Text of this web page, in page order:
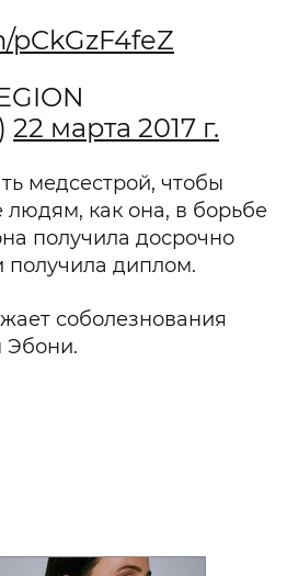
22 марта 2017 г.
медсестрой, чтобы
людям, как она, в борьбе
получила досрочно
получила диплом.
соболезнования
Эбони.